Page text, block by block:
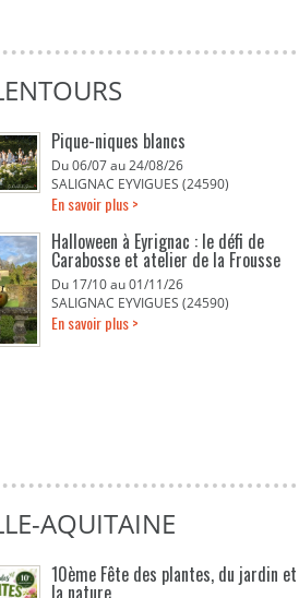
Pique-niques blancs
Du 06/07 au 24/08/26
SALIGNAC EYVIGUES (24590)
En savoir plus >
Halloween à Eyrignac : le défi de
Carabosse et atelier de la Frousse
Du 17/10 au 01/11/26
SALIGNAC EYVIGUES (24590)
En savoir plus >
AQUITAINE
10ème Fête des plantes, du jardin